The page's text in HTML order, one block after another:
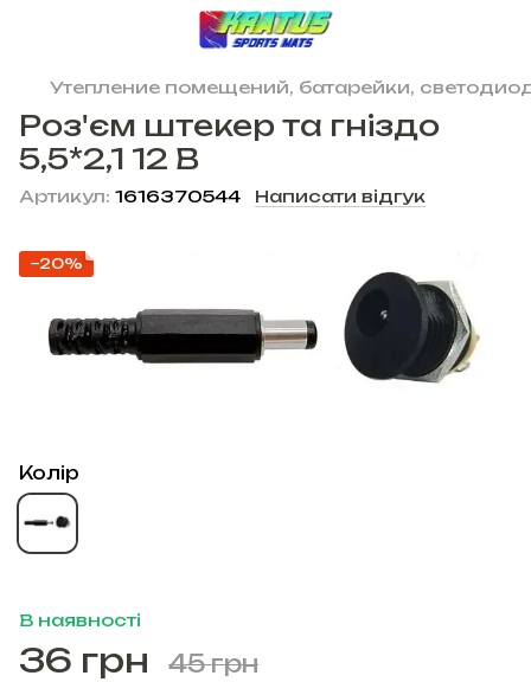
Утепление помещений, батарейки,
Роз'єм штекер та гніздо
5,5*2,1 12 В
Артикул: 1616370544 Написати відгук
−20%
Колір
В наявності
36 грн 45 грн